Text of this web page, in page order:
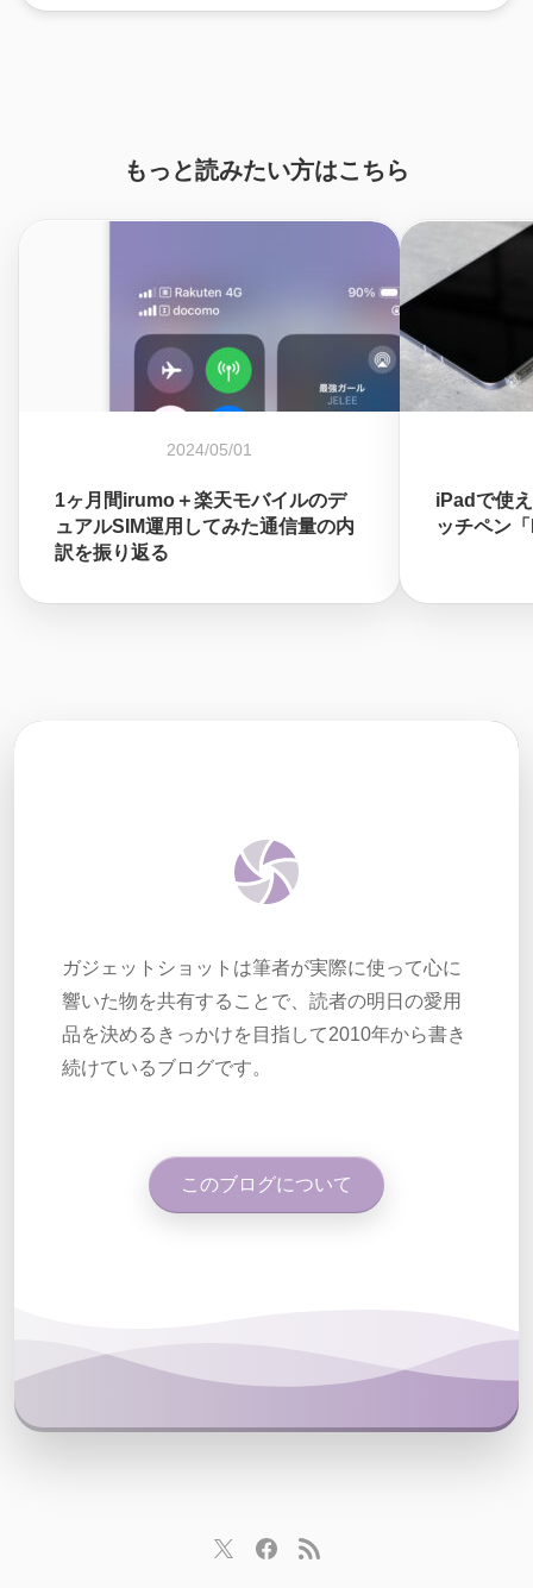
もっと読みたい方はこちら
2024/05/01
1ヶ月間irumo＋楽天モバイルのデ
ュアルSIM運用してみた通信量の内
訳を振り返る
iPadで使
ッチペン
ガジェットショットは筆者が実際に使って心に
響いた物を共有することで、読者の明日の愛用
品を決めるきっかけを目指して2010年から書き
続けているブログです。
このブログについて